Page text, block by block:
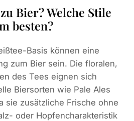
Bier? Welche Stile
besten?
Basis können eine
zum Bier sein. Die floralen,
des Tees eignen sich
Biersorten wie Pale Ales
sie zusätzliche Frische ohne
oder Hopfencharakteristik